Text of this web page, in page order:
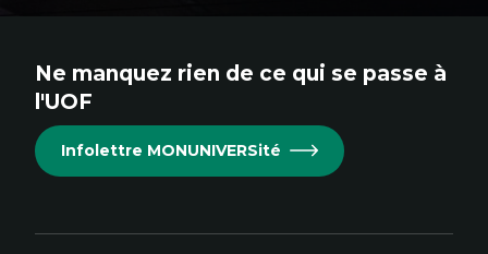
Cet
s'ouvrira
dans
fenêtre.
Cet
s'ouvrira
dans
fenêtre.
Cet
s'ouvrira
dans
fenêtre.
Cet
s'ouvrira
dans
fenêtre.
Cet
s'ouvrira
dans
fenêtre.
Ne manquez rien de ce qui se passe à
l'UOF
Infolettre MONUNIVERSité